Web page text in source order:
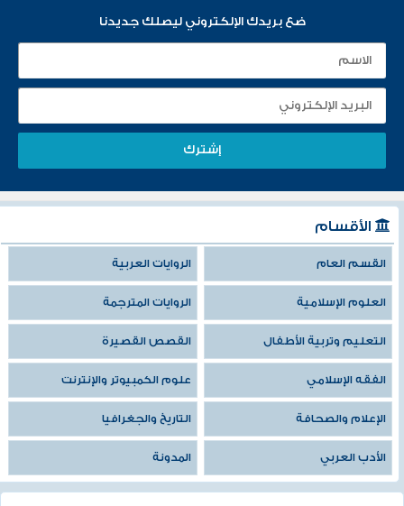
ضع بريدك الإلكتروني ليصلك جديدنا
الأقسام
القسم العام الروايات العربية
العلوم الإسلامية الروايات المترجمة
التعليم وتربية الأطفال القصص القصيرة
الفقه الإسلامي علوم الكمبيوتر والإنترنت
الإعلام والصحافة التاريخ والجغرافيا
الأدب العربي المدونة